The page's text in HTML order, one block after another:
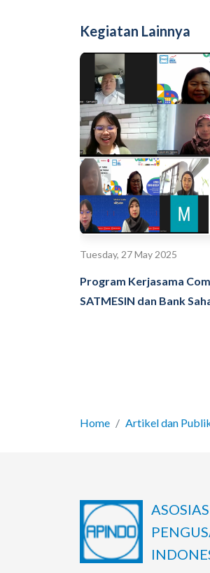
Kegiatan Lainnya
Tuesday, 27 May 2025
Program Kerjasama
SATMESIN dan Bank
Home Artikel dan